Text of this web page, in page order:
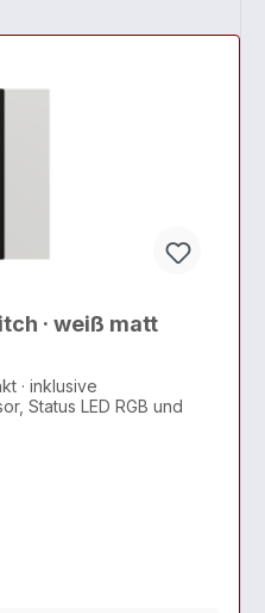
· weiß matt
· inklusive
Status LED RGB und